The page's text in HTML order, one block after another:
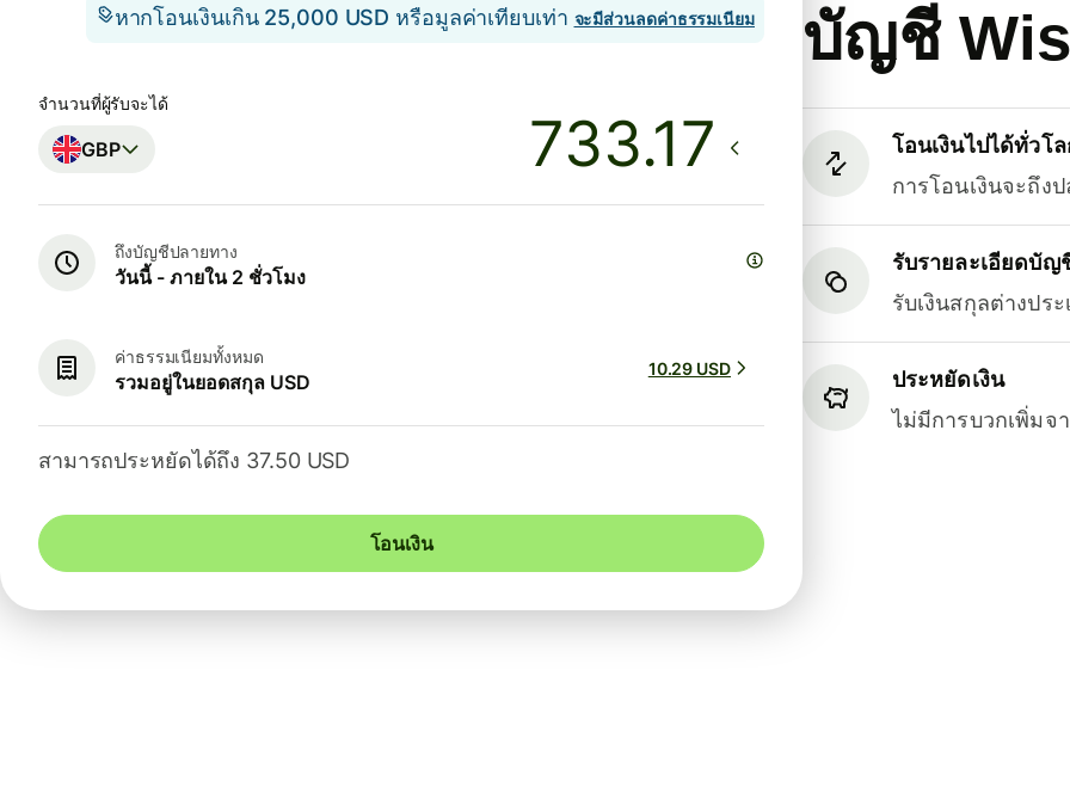
บัญชี
โอนเงินไปได้ทั่วโ
การโอนเงินจะถึง
รับรายละเอียดบัญ
รับเงินสกุลต่างปร
ประหยัดเงิน
ไม่มีการบวกเพิ่มจ
หากโอนเงินเกิน 25,000 USD หรือมูลค่าเทียบเท่า จะมีส่วนลดค่าธรรมเนียม
จำนวนที่ผู้รับจะได้
GBP
ถึงบัญชีปลายทาง
วันนี้ - ภายใน 2 ชั่วโมง
ค่าธรรมเนียมทั้งหมด
รวมอยู่ในยอดสกุล USD
10.29 USD
สามารถประหยัดได้ถึง 37.50 USD
โอนเงิน